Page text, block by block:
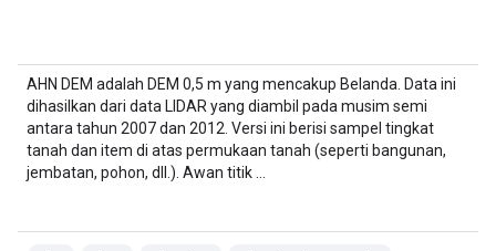
AHN DEM adalah DEM 0,5 m yang mencakup Belanda. Data ini
dihasilkan dari data LIDAR yang diambil pada musim semi
antara tahun 2007 dan 2012. Versi ini berisi sampel tingkat
tanah dan item di atas permukaan tanah (seperti bangunan,
jembatan, pohon, dll.). Awan titik …